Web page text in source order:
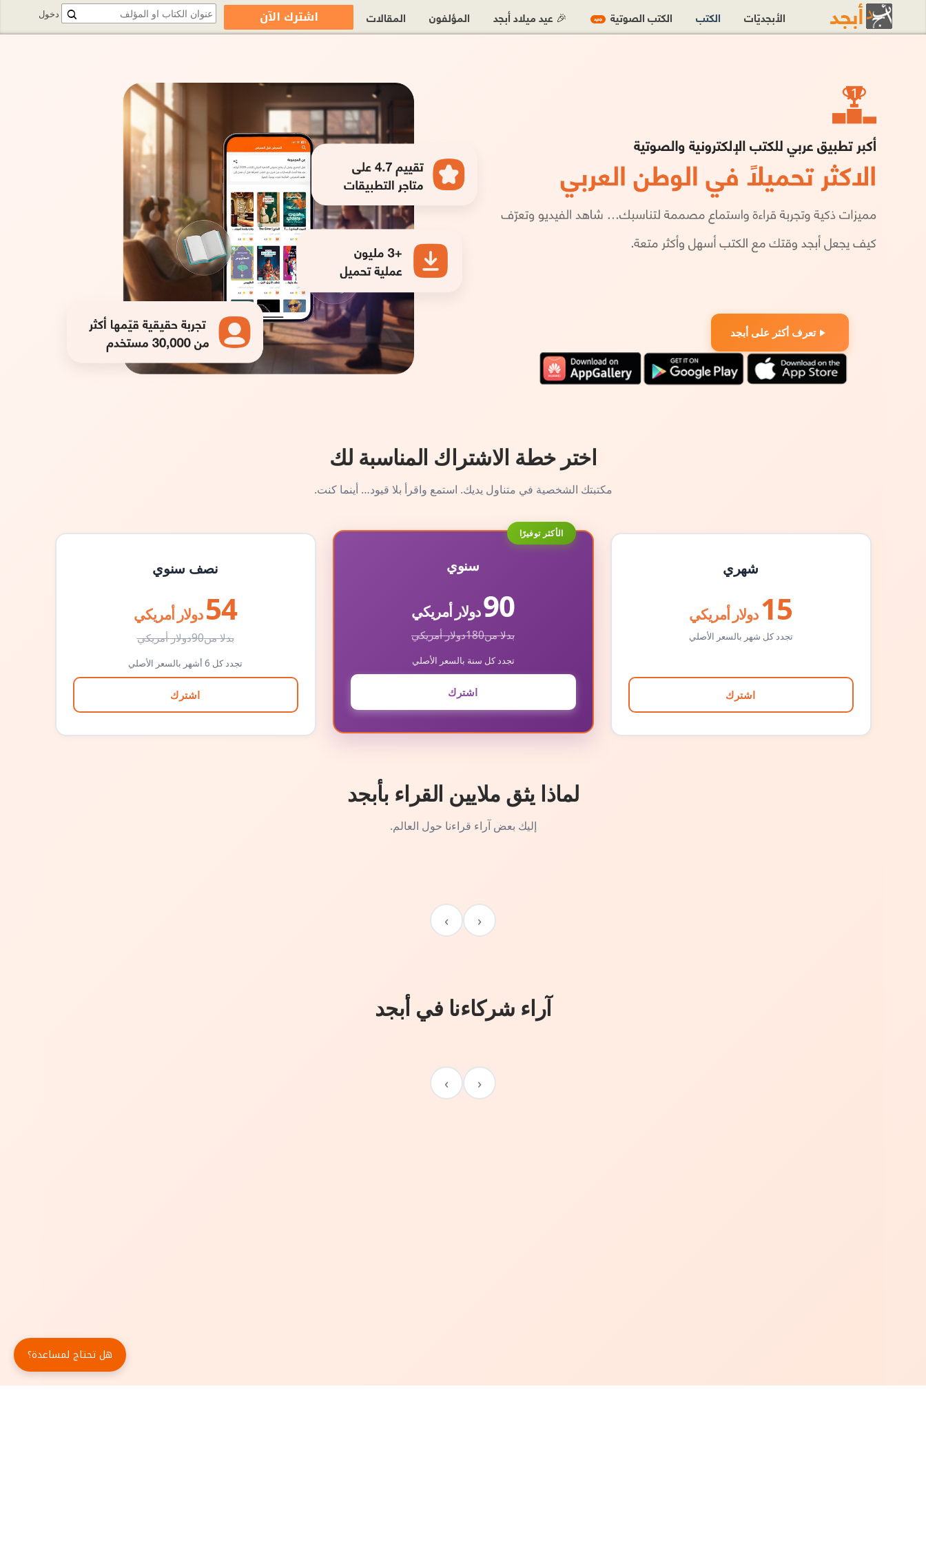
تعرف أكثر على أبجد
اختر خطة الاشتراك المناسبة لك
مكتبتك الشخصية في متناول يديك. استمع واقرأ بلا قيود… أينما كنت.
شهري
15 دولار أمريكي
تجدد كل شهر بالسعر الأصلي
اشترك
الأكثر توفيرًا
سنوي
90دولار أمريكي
بدلا من180دولار أمريكي
تجدد كل سنة بالسعر الأصلي
اشترك
نصف سنوي
54 دولار أمريكي
بدلا من90دولار أمريكي
تجدد كل 6 أشهر بالسعر الأصلي
اشترك
لماذا يثق ملايين القراء بأبجد
إليك بعض آراء قراءنا حول العالم.
‹
›
آراء شركاءنا في أبجد
‹
›
دخول الأبجديّات الكتب الكتب الصوتية جديد 🎉 عيد ميلاد أبجد المؤلفون المقالات اشترك الآن
هل تحتاج لمساعدة؟